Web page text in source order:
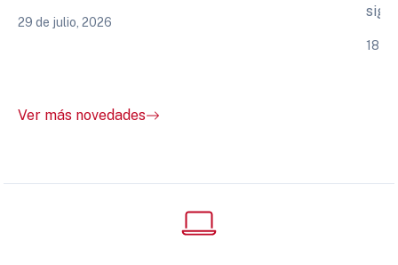
29 de julio, 2026
18
Ver más novedades